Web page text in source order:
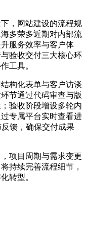
，网站建设的流程规
多荣多近期对内部流
服务效率与客户体
验收交付三大核心环
工具。
构化表单与客户访谈
节通过代码审查与版
验收阶段增设多轮内
专属平台实时查看进
馈，确保交付成果
项目周期与需求变更
持续完善流程细节，
转型。